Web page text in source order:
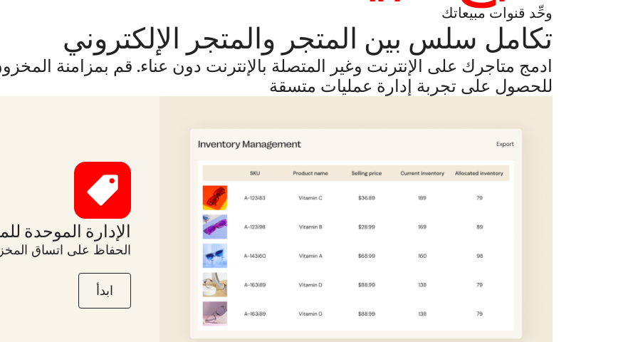
وحِّد قنوات مبيعاتك
تكامل سلس بين المتجر والمتجر الإلكتروني
ادمج متاجرك على الإنترنت وغير المتصلة بالإنترنت دون عناء. قم بمزامنة
للحصول على تجربة إدارة عمليات متسقة
الإدارة الموحدة
الحفاظ على اتساق
ابدأ